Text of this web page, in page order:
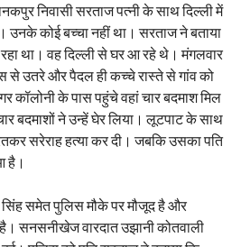
निवासी सरताज पत्नी के साथ दिल्ली में
कोई बच्चा नहीं था। सरताज ने बताया
था। वह दिल्ली से घर आ रहे थे। मंगलवार
से उतरे और पैदल ही कच्चे रास्ते से गांव को
कॉलोनी के पास पहुंचे वहां चार बदमाश मिल
बदमाशों ने उन्हें घेर लिया। लूटपाट के साथ
सरेराह हत्या कर दी। जबकि उसका पति
है।
समेत पुलिस मौके पर मौजूद है और
सनसनीखेज वारदात उझानी कोतवाली